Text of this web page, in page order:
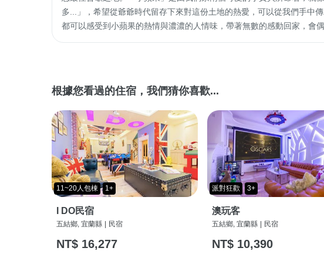
多...」，希望從爺爺時代留存下來對這份土地的熱愛，可以從我們手中
都可以感受到小蘋果的熱情與濃濃的人情味，帶著無數的感動回家，會
根據您看過的住宿，我們猜你喜歡...
11~20人包棟 1+
I DO民宿
五結鄉, 宜蘭縣 民宿
NT$ 16,277
派對狂歡 3+
澳玩客
五結鄉, 宜蘭縣 民宿
NT$ 10,390